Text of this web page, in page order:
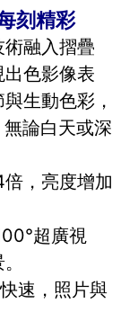
刻精彩
融入摺疊
色影像表
生動色彩，
論白天或深
，亮度增加
超廣視
速，照片與